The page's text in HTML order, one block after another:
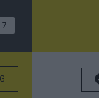
7
ustawą";
sytuacji
sądzić,
znasz